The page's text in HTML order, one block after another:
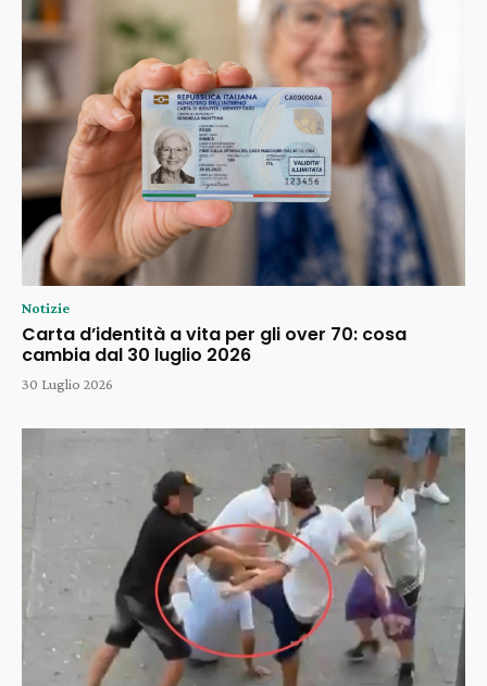
Notizie
Carta d’identità a vita per gli over 70: cosa
cambia dal 30 luglio 2026
30 Luglio 2026